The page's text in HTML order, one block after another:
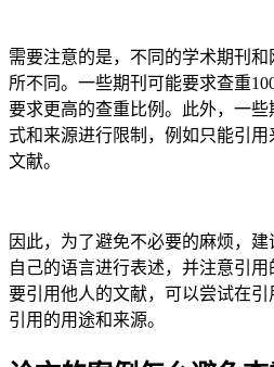
需要注意的是，不同的学术期刊
所不同。一些期刊可能要求查重
要求更高的查重比例。此外，一
式和来源进行限制，例如只能引
文献。
因此，为了避免不必要的麻烦，
自己的语言进行表述，并注意引
要引用他人的文献，可以尝试在
引用的用途和来源。